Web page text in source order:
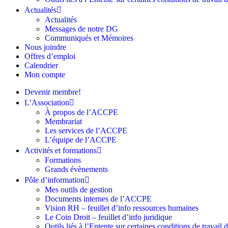
Actualités
Actualités
Messages de notre DG
Communiqués et Mémoires
Nous joindre
Offres d’emploi
Calendrier
Mon compte
Devenir membre!
L’Association
À propos de l’ACCPE
Membrariat
Les services de l’ACCPE
L’équipe de l’ACCPE
Activités et formations
Formations
Grands évènements
Pôle d’information
Mes outils de gestion
Documents internes de l’ACCPE
Vision RH – feuillet d’info ressources humaines
Le Coin Droit – feuillet d’info juridique
Outils liés à l’Entente sur certaines conditions de travail